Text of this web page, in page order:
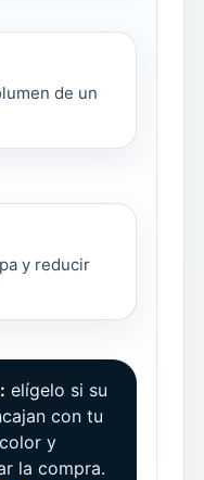
de un
y reducir
elígelo si su
con tu
y
la compra.